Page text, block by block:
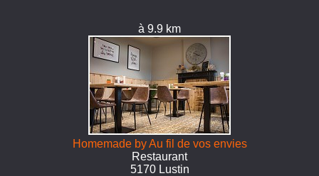
à 9.9 km
Homemade by Au fil de vos envies
Restaurant
5170 Lustin